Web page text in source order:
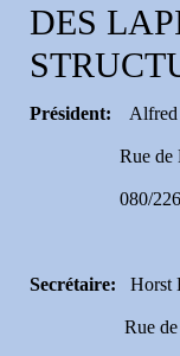
DES
Président: Alfred
Rue de
080/
Secrétaire:
Rue